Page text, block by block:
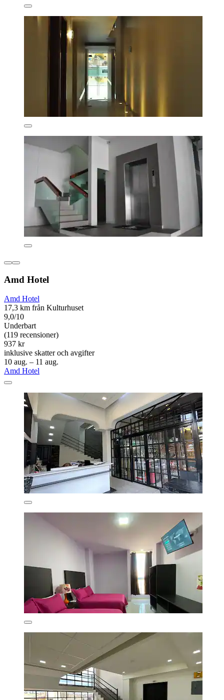
Amd Hotel
Amd Hotel
17,3 km från Kulturhuset
9,0/10
Underbart
(119 recensioner)
937 kr
inklusive skatter och avgifter
10 aug. – 11 aug.
Amd Hotel